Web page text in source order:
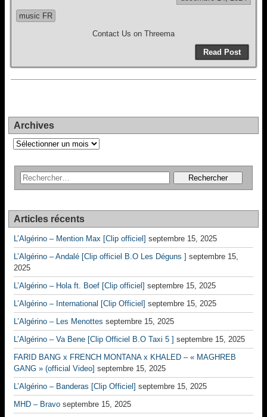
music FR
Contact Us on Threema
Read Post
Archives
Archives
Articles récents
L’Algérino – Mention Max [Clip officiel] septembre 15, 2025
L’Algérino – Andalé [Clip officiel B.O Les Déguns ] septembre 15,
2025
L’Algérino – Hola ft. Boef [Clip officiel] septembre 15, 2025
L’Algérino – International [Clip Officiel] septembre 15, 2025
L’Algérino – Les Menottes septembre 15, 2025
L’Algérino – Va Bene [Clip Officiel B.O Taxi 5 ] septembre 15, 2025
FARID BANG x FRENCH MONTANA x KHALED – « MAGHREB
GANG » (official Video] septembre 15, 2025
L’Algérino – Banderas [Clip Officiel] septembre 15, 2025
MHD – Bravo septembre 15, 2025